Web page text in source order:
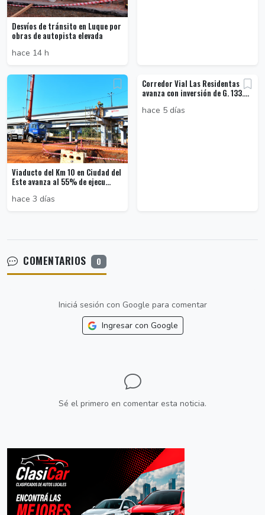
Desvíos de tránsito en Luque por
obras de autopista elevada
hace 14 h
Viaducto del Km 10 en Ciudad del
Este avanza al 55% de ejecu...
hace 3 días
Corredor Vial Las Residentas
avanza con inversión de G. 133....
hace 5 días
COMENTARIOS 0
Iniciá sesión con Google para comentar
Ingresar con Google
Sé el primero en comentar esta noticia.